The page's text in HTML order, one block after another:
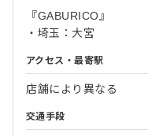
『GABURICO』
・埼玉：大宮
アクセス・最寄駅
店舗により異なる
交通手段